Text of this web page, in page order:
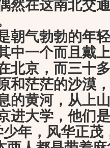
然在这南北交
朝气勃勃的年
中一个而且戴
北京，而三十
和茫茫的沙漠
的黄河，从上
进大学，他们
年，风华正茂